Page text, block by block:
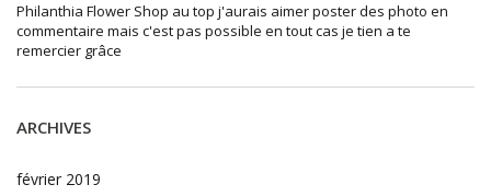
Philanthia Flower Shop au top j'aurais aimer poster des photo en
commentaire mais c'est pas possible en tout cas je tien a te
remercier grâce
ARCHIVES
février 2019